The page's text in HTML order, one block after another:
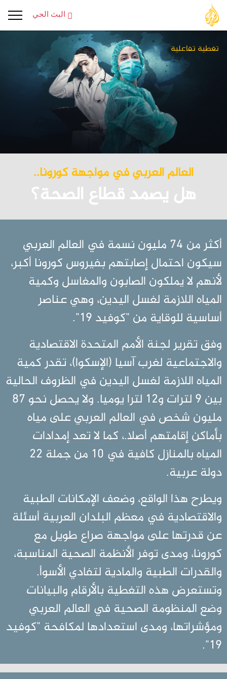
البث الحي
تغطية تفاعلية
العالم العربي في مواجهة كورونا..
هل يصمد قطاع الصحة؟
أكثر من 74 مليون نسمة في العالم العربي
سيكون احتمال إصابتهم بفيروس كورونا أكبر،
لأنهم لا يملكون الصابون والمغاسل وكمية
المياه اللازمة لغسل اليدين، وهي عناصر
أساسية للوقاية من "كوفيد 19".
وفق تقرير لجنة الأمم المتحدة الاقتصادية
والاجتماعية لغرب آسيا (الإسكوا)، تقدر كمية
المياه اللازمة لغسل اليدين في الظروف الحالية
بين 9 لترات و12 لترا يوميا. ولا يحصل نحو 87
مليون شخص في العالم العربي على مياه
بأماكن إقامتهم أصلا.، كما لا تعد إمدادات
المياه بالمنازل كافية في 10 من جملة 22
دولة عربية.
ويطرح هذا الواقع، وضعف الإمكانات الطبية
والاقتصادية في معظم البلدان العربية أسئلة
عن قدرتها على مواجهة صراع طويل مع
كورونا، ومدى توفر الأنظمة الصحية المناسبة،
والقدرات الطبية والمادية لتفادي الأسوأ.
وتستعرض هذه التغطية بالأرقام والبيانات
وضع المنظومة الصحية في العالم العربي
ومؤشراتها، ومدى استعدادها لمكافحة "كوفيد
19".